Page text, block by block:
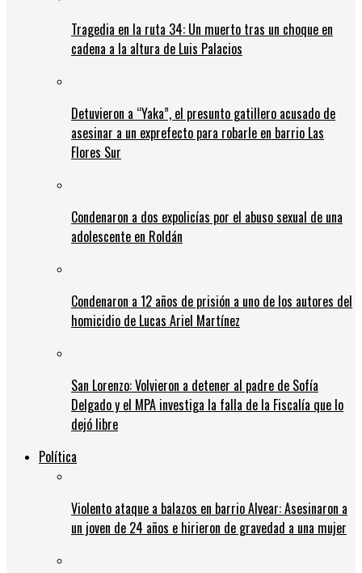
Tragedia en la ruta 34: Un muerto tras un choque en
cadena a la altura de Luis Palacios
Detuvieron a “Yaka”, el presunto gatillero acusado de
asesinar a un exprefecto para robarle en barrio Las
Flores Sur
Condenaron a dos expolicías por el abuso sexual de una
adolescente en Roldán
Condenaron a 12 años de prisión a uno de los autores del
homicidio de Lucas Ariel Martínez
San Lorenzo: Volvieron a detener al padre de Sofía
Delgado y el MPA investiga la falla de la Fiscalía que lo
dejó libre
Política
Violento ataque a balazos en barrio Alvear: Asesinaron a
un joven de 24 años e hirieron de gravedad a una mujer